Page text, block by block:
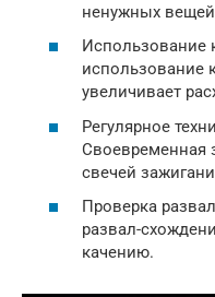
ненужных
Использование
использование
увеличивает
Регулярное
Своевременная
свечей
Проверка
развал-
качению.